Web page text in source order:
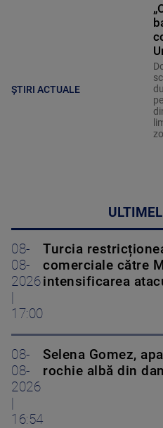
ȘTIRI ACTUALE
08-
08-
2026
|
17:00
Turcia
comerciale către
intensificarea
08-
08-
2026
|
16:54
Selena Gomez,
rochie albă din